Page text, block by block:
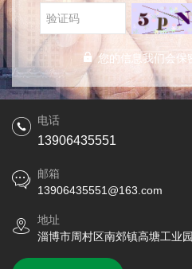
您的信息我们会保
电话
13906435551
邮箱
13906435551@163.com
地址
淄博市周村区南郊镇高塘工业园